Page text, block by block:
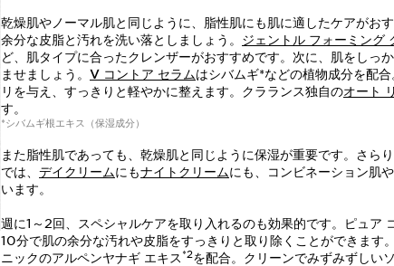
乾燥肌やノーマル肌と同じように、脂性肌にも肌に適したケアがお
余分な皮脂と汚れを洗い落としましょう。 ジェントル フォーミング
ど、肌タイプに合ったクレンザーがおすすめです。次に、肌をしっ
ませましょう。 V コントア セラムはシバムギ*などの植物成分を配
リを与え、すっきりと軽やかに整えます。クラランス独自のオート
す。
*シバムギ根エキス（保湿成分）
また脂性肌であっても、乾燥肌と同じように保湿が重要です。さら
では、 デイクリームにもナイトクリームにも、コンビネーション肌
います。
週に1～2回、スペシャルケアを取り入れるのも効果的です。ピュア
10分で肌の余分な汚れや皮脂をすっきりと取り除くことができます
ニックのアルペンヤナギ エキス *2を配合。クリーンでみずみずしい